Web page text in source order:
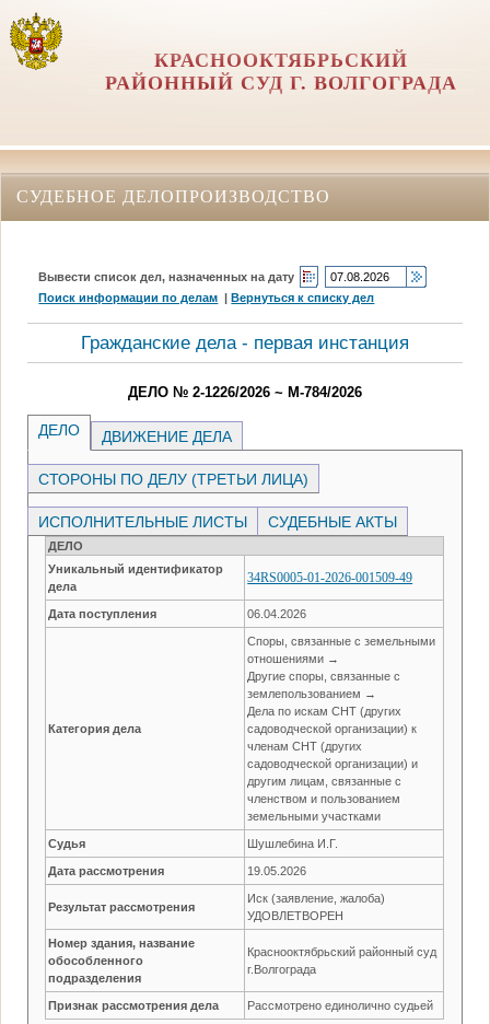
КРАСНООКТЯБРЬСКИЙ
РАЙОННЫЙ СУД Г. ВОЛГОГРАДА
СУДЕБНОЕ ДЕЛОПРОИЗВОДСТВО
Вывести список дел, назначенных на дату
Поиск информации по делам |Вернуться к списку дел
Гражданские дела - первая инстанция
ДЕЛО № 2-1226/2026 ~ М-784/2026
ДЕЛО ДВИЖЕНИЕ ДЕЛА
СТОРОНЫ ПО ДЕЛУ (ТРЕТЬИ ЛИЦА)
ИСПОЛНИТЕЛЬНЫЕ ЛИСТЫ СУДЕБНЫЕ АКТЫ
ДЕЛО
Уникальный идентификатор
дела
34RS0005-01-2026-001509-49
Дата поступления 06.04.2026
Категория дела
Споры, связанные с земельными
отношениями →
Другие споры, связанные с
землепользованием →
Дела по искам СНТ (других
садоводческой организации) к
членам СНТ (других
садоводческой организации) и
другим лицам, связанные с
членством и пользованием
земельными участками
Судья Шушлебина И.Г.
Дата рассмотрения 19.05.2026
Результат рассмотрения
Иск (заявление, жалоба)
УДОВЛЕТВОРЕН
Номер здания, название
обособленного
подразделения
Краснооктябрьский районный суд
г.Волгограда
Признак рассмотрения дела Рассмотрено единолично судьей